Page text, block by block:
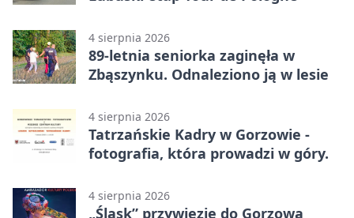
4 sierpnia 2026
89-letnia seniorka zaginęła w
Zbąszynku. Odnaleziono ją w lesie
4 sierpnia 2026
Tatrzańskie Kadry w Gorzowie -
fotografia, która prowadzi w góry.
4 sierpnia 2026
„Śląsk” przywiezie do Gorzowa